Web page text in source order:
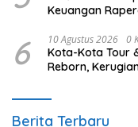
Keuangan
6 10 Agustus 2026 0
Kota-Kota Tour
Reborn,
Berita Terbaru